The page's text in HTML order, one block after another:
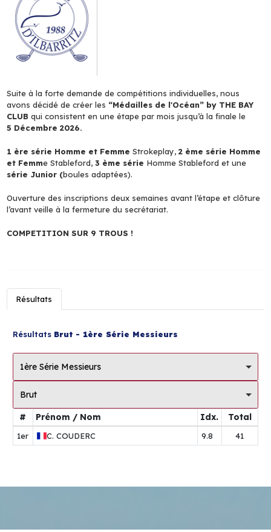
Suite à la forte demande de compétitions individuelles, nous
avons décidé de créer les “Médailles de l'Océan” by THE BAY
CLUB qui consistent en une étape par mois jusqu’à la finale le
5 Décembre 2026.
1 ère série Homme et Femme Strokeplay, 2 ème série Homme
et Femme Stableford, 3 ème série Homme Stableford et une
série Junior (boules adaptées).
Ouverture des inscriptions deux semaines avant l’étape et clôture
l’avant veille à la fermeture du secrétariat.
COMPETITION SUR 9 TROUS !
Résultats
Résultats Brut - 1ère Série Messieurs
1ère Série Messieurs
Brut
# Prénom / Nom Idx. Total
1er C. COUDERC 9.8 41